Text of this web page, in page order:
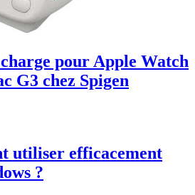
pour Apple Watch
G3 chez Spigen
utiliser efficacement
?